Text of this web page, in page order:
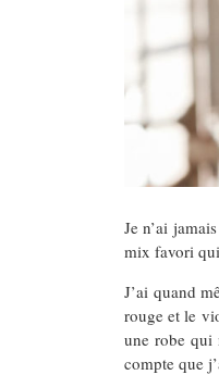
Je n’ai
mix favori
J’ai quand
rouge et le
une robe qui
compte que